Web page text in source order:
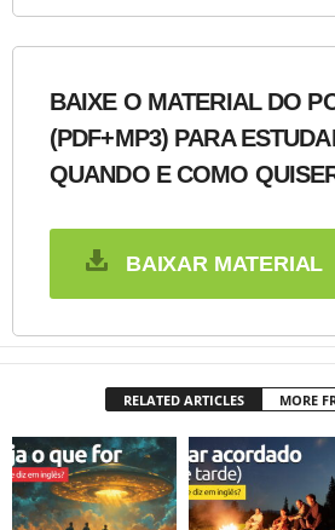
BAIXE O MATERIAL DO
(PDF+MP3) PARA
QUANDO E COMO
BAIXAR MATERIAL
RELATED ARTICLES MORE